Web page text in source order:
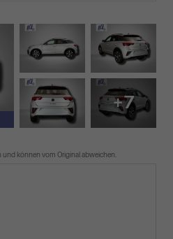
+7
und können vom Original abweichen.